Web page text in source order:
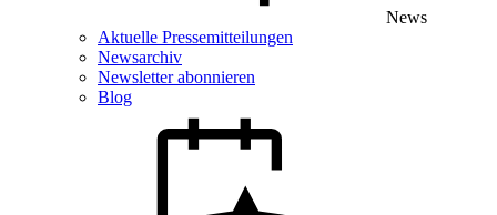
News
Aktuelle Pressemitteilungen
Newsarchiv
Newsletter abonnieren
Blog